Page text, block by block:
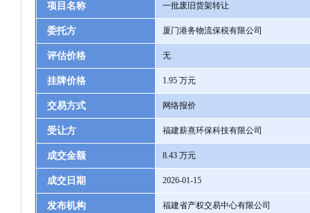
项目名称 一批废旧货架转让
委托方 厦门港务物流保税有限公司
评估价格 无
挂牌价格 1.95 万元
交易方式 网络报价
受让方 福建薪熹环保科技有限公司
成交金额 8.43 万元
成交日期 2026-01-15
发布机构 福建省产权交易中心有限公司